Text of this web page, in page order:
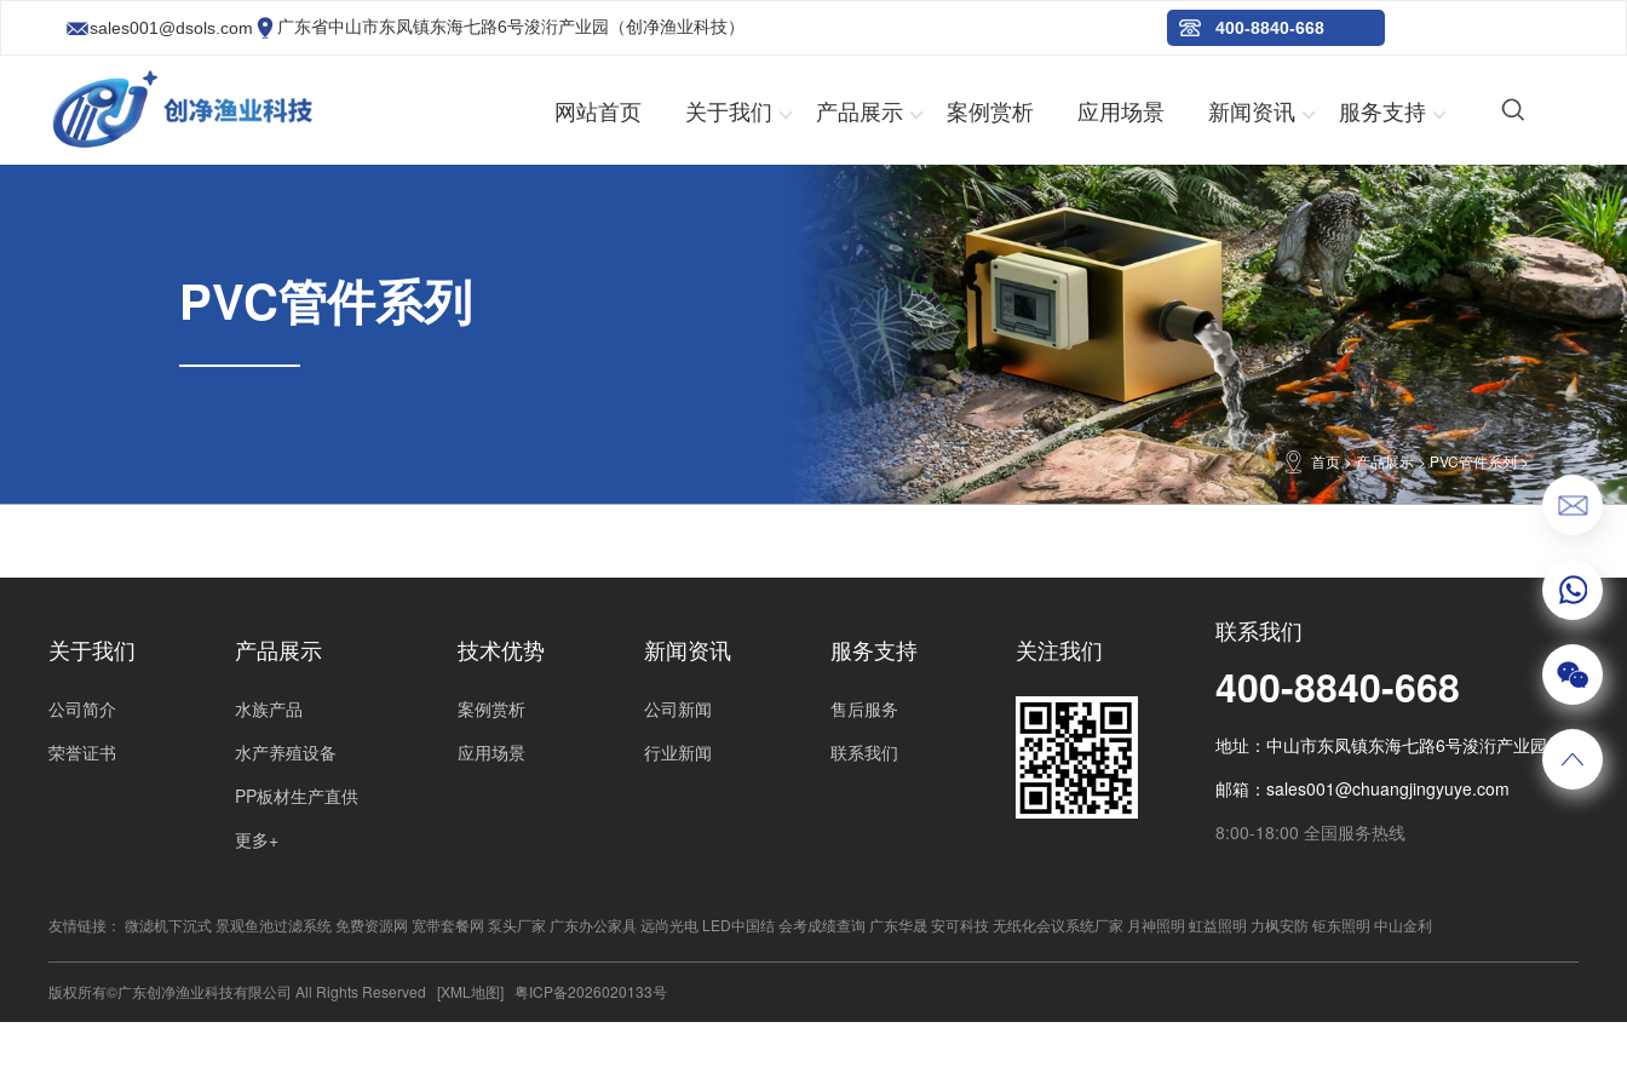
sales001@dsols.com 广东省中山市东凤镇东海七路6号浚洐产业园（创净渔业科技） 400-8840-668
网站首页 关于我们 产品展示 案例赏析 应用场景 新闻资讯 服务支持
PVC管件系列
首页>产品展示>PVC管件系列>
关于我们
公司简介
荣誉证书
产品展示
水族产品
水产养殖设备
PP板材生产直供
更多+
技术优势
案例赏析
应用场景
新闻资讯
公司新闻
行业新闻
服务支持
售后服务
联系我们
关注我们
联系我们
400-8840-668
地址：中山市东凤镇东海七路6号浚洐产业园
邮箱：sales001@chuangjingyuye.com
8:00-18:00 全国服务热线
友情链接：微滤机下沉式景观鱼池过滤系统 免费资源网 宽带套餐网 泵头厂家 广东办公家具 远尚光电 LED中国结会考成绩查询 广东华晟安可科技 无纸化会议系统厂家 月神照明 虹益照明 力枫安防钜东照明 中山金利
版权所有©广东创净渔业科技有限公司 All Rights Reserved[XML地图] 粤ICP备2026020133号